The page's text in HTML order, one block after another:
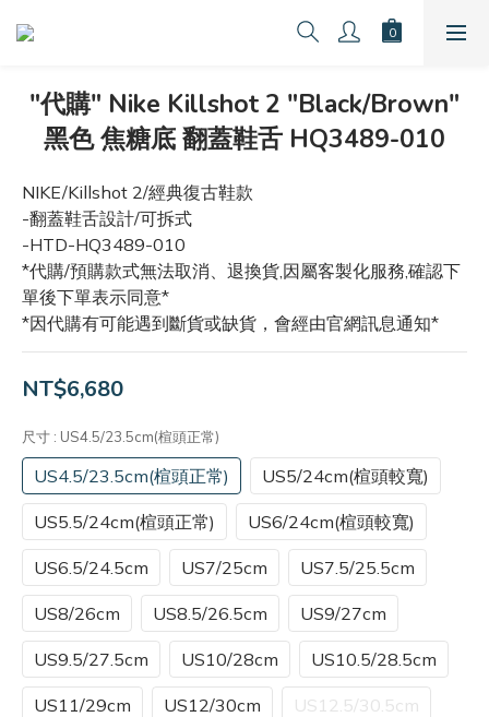
"代購" Nike Killshot 2 "Black/Brown"
黑色 焦糖底 翻蓋鞋舌 HQ3489-010
NIKE/Killshot 2/經典復古鞋款
-翻蓋鞋舌設計/可拆式
-HTD-HQ3489-010
*代購/預購款式無法取消、退換貨,因屬客製化服務,確認下
單後下單表示同意*
*因代購有可能遇到斷貨或缺貨，會經由官網訊息通知*
NT$6,680
尺寸 : US4.5/23.5cm(楦頭正常)
US4.5/23.5cm(楦頭正常) US5/24cm(楦頭較寬)
US5.5/24cm(楦頭正常) US6/24cm(楦頭較寬)
US6.5/24.5cm US7/25cm US7.5/25.5cm
US8/26cm US8.5/26.5cm US9/27cm
US9.5/27.5cm US10/28cm US10.5/28.5cm
US11/29cm US12/30cm US12.5/30.5cm